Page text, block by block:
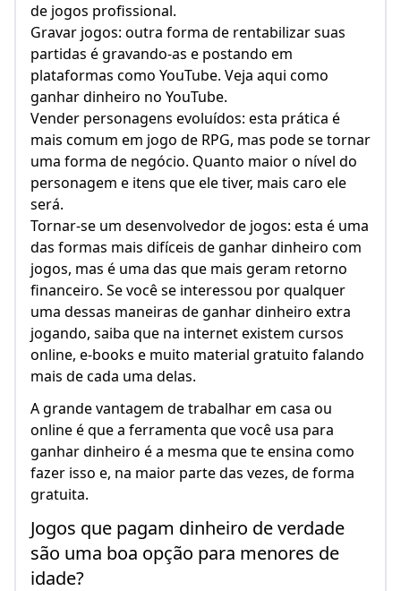
de jogos profissional.
Gravar jogos: outra forma de rentabilizar suas
partidas é gravando-as e postando em
plataformas como YouTube. Veja aqui como
ganhar dinheiro no YouTube.
Vender personagens evoluídos: esta prática é
mais comum em jogo de RPG, mas pode se tornar
uma forma de negócio. Quanto maior o nível do
personagem e itens que ele tiver, mais caro ele
será.
Tornar-se um desenvolvedor de jogos: esta é uma
das formas mais difíceis de ganhar dinheiro com
jogos, mas é uma das que mais geram retorno
financeiro. Se você se interessou por qualquer
uma dessas maneiras de ganhar dinheiro extra
jogando, saiba que na internet existem cursos
online, e-books e muito material gratuito falando
mais de cada uma delas.
A grande vantagem de trabalhar em casa ou
online é que a ferramenta que você usa para
ganhar dinheiro é a mesma que te ensina como
fazer isso e, na maior parte das vezes, de forma
gratuita.
Jogos que pagam dinheiro de verdade
são uma boa opção para menores de
idade?